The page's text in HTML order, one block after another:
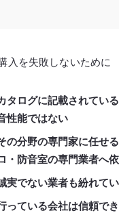
入を失敗しないために
タログに記載されてい
性能ではない
の分野の専門家に任せ
・防音室の専門業者へ
実でない業者も紛れて
っている会社は信頼で